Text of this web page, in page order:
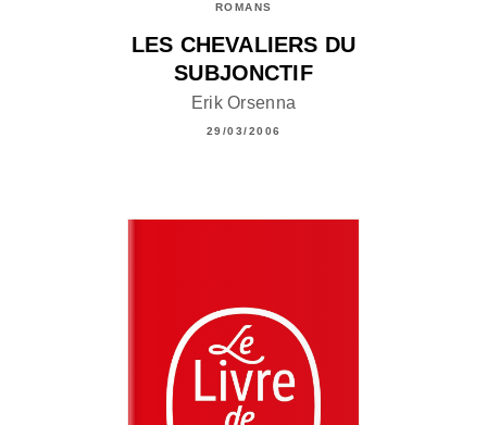
ROMANS
LES CHEVALIERS DU
SUBJONCTIF
Erik Orsenna
29/03/2006